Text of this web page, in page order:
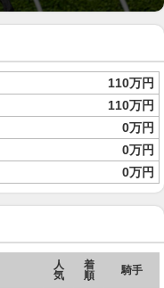
110万円
110万円
0万円
0万円
0万円
人
気
着
順
騎手